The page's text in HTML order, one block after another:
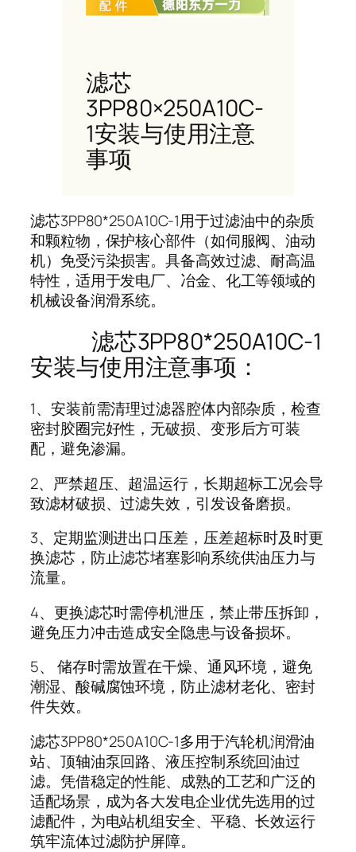
滤芯
3PP80×250A10C-
1安装与使用注意
事项
滤芯3PP80*250A10C-1用于过滤油中的杂质
和颗粒物，保护核心部件（如伺服阀、油动
机）免受污染损害。具备高效过滤、耐高温
特性，适用于发电厂、冶金、化工等领域的
机械设备润滑系统。
滤芯3PP80*250A10C-1
安装与使用注意事项：
1、安装前需清理过滤器腔体内部杂质，检查
密封胶圈完好性，无破损、变形后方可装
配，避免渗漏。
2、严禁超压、超温运行，长期超标工况会导
致滤材破损、过滤失效，引发设备磨损。
3、定期监测进出口压差，压差超标时及时更
换滤芯，防止滤芯堵塞影响系统供油压力与
流量。
4、更换滤芯时需停机泄压，禁止带压拆卸，
避免压力冲击造成安全隐患与设备损坏。
5、 储存时需放置在干燥、通风环境，避免
潮湿、酸碱腐蚀环境，防止滤材老化、密封
件失效。
滤芯3PP80*250A10C-1多用于汽轮机润滑油
站、顶轴油泵回路、液压控制系统回油过
滤。凭借稳定的性能、成熟的工艺和广泛的
适配场景，成为各大发电企业优先选用的过
滤配件，为电站机组安全、平稳、长效运行
筑牢流体过滤防护屏障。